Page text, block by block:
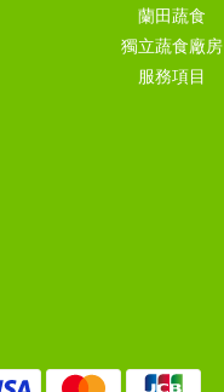
蘭田蔬食
獨立蔬食廠房
服務項目